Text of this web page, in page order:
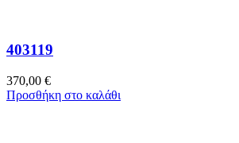
403119
370,00 €
Προσθήκη στο καλάθι